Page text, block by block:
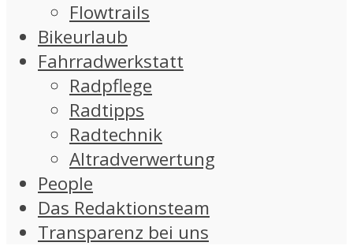
Flowtrails
Bikeurlaub
Fahrradwerkstatt
Radpflege
Radtipps
Radtechnik
Altradverwertung
People
Das Redaktionsteam
Transparenz bei uns